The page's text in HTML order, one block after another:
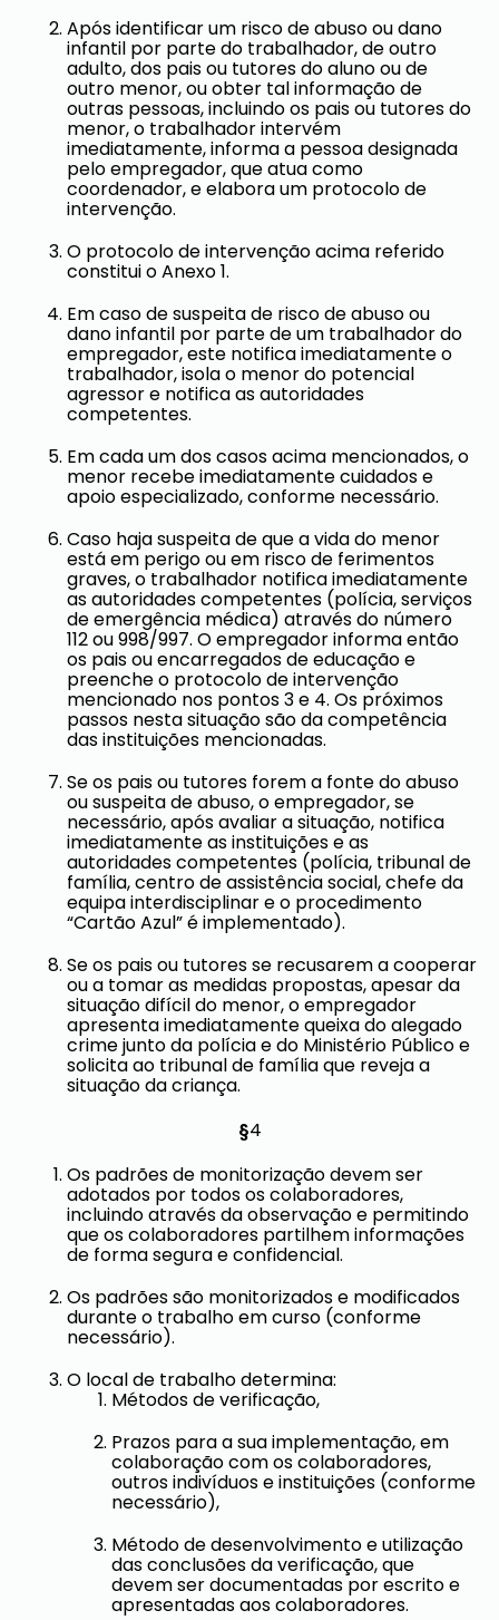
Após identificar um risco de abuso ou dano
infantil por parte do trabalhador, de outro
adulto, dos pais ou tutores do aluno ou de
outro menor, ou obter tal informação de
outras pessoas, incluindo os pais ou tutores do
menor, o trabalhador intervém
imediatamente, informa a pessoa designada
pelo empregador, que atua como
coordenador, e elabora um protocolo de
intervenção.
O protocolo de intervenção acima referido
constitui o Anexo 1.
Em caso de suspeita de risco de abuso ou
dano infantil por parte de um trabalhador do
empregador, este notifica imediatamente o
trabalhador, isola o menor do potencial
agressor e notifica as autoridades
competentes.
Em cada um dos casos acima mencionados, o
menor recebe imediatamente cuidados e
apoio especializado, conforme necessário.
Caso haja suspeita de que a vida do menor
está em perigo ou em risco de ferimentos
graves, o trabalhador notifica imediatamente
as autoridades competentes (polícia, serviços
de emergência médica) através do número
112 ou 998/997. O empregador informa então
os pais ou encarregados de educação e
preenche o protocolo de intervenção
mencionado nos pontos 3 e 4. Os próximos
passos nesta situação são da competência
das instituições mencionadas.
Se os pais ou tutores forem a fonte do abuso
ou suspeita de abuso, o empregador, se
necessário, após avaliar a situação, notifica
imediatamente as instituições e as
autoridades competentes (polícia, tribunal de
família, centro de assistência social, chefe da
equipa interdisciplinar e o procedimento
“Cartão Azul” é implementado).
Se os pais ou tutores se recusarem a cooperar
ou a tomar as medidas propostas, apesar da
situação difícil do menor, o empregador
apresenta imediatamente queixa do alegado
crime junto da polícia e do Ministério Público e
solicita ao tribunal de família que reveja a
situação da criança.
§4
Os padrões de monitorização devem ser
adotados por todos os colaboradores,
incluindo através da observação e permitindo
que os colaboradores partilhem informações
de forma segura e confidencial.
Os padrões são monitorizados e modificados
durante o trabalho em curso (conforme
necessário).
O local de trabalho determina:
Métodos de verificação,
Prazos para a sua implementação, em
colaboração com os colaboradores,
outros indivíduos e instituições (conforme
necessário),
Método de desenvolvimento e utilização
das conclusões da verificação, que
devem ser documentadas por escrito e
apresentadas aos colaboradores.